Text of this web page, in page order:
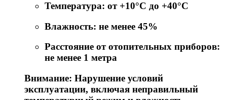
Температура: от +10°C до +40°C
Влажность: не менее 45%
Расстояние от отопительных приборов:
не менее 1 метра
Внимание: Нарушение условий
эксплуатации, включая неправильный